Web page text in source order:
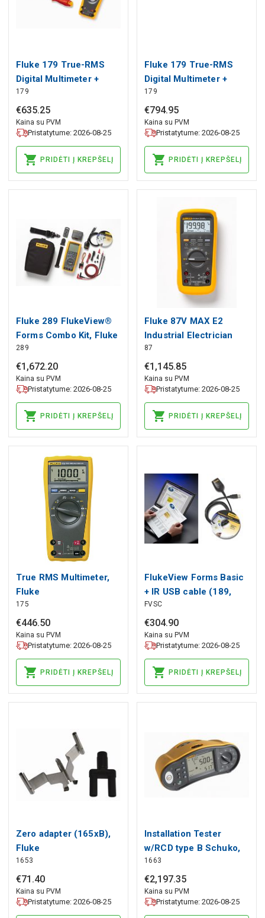
Fluke 179 True-RMS
Digital Multimeter +
ISLS3 + ISLS5 + IPHS2,
Fluke
179
€635.25
Kaina su PVM
Pristatytume: 2026-08-25
PRIDĖTI Į KREPŠELĮ
Fluke 179 True-RMS
Digital Multimeter +
Hand Tools Starter Kit
(5 insulated
screwdrivers and 3
insulated pliers), Fluke
179
€794.95
Kaina su PVM
Pristatytume: 2026-08-25
PRIDĖTI Į KREPŠELĮ
Fluke 289 FlukeView®
Forms Combo Kit, Fluke
289
€1 ,672.20
Kaina su PVM
Pristatytume: 2026-08-25
PRIDĖTI Į KREPŠELĮ
Fluke 87V MAX E2
Industrial Electrician
Combo Kit, Fluke
87
€1 ,145.85
Kaina su PVM
Pristatytume: 2026-08-25
PRIDĖTI Į KREPŠELĮ
True RMS Multimeter,
Fluke
175
€446.50
Kaina su PVM
Pristatytume: 2026-08-25
PRIDĖTI Į KREPŠELĮ
FlukeView Forms Basic
+ IR USB cable (189,
287, 289, 789, 1550B),
Fluke
FVSC
€304.90
Kaina su PVM
Pristatytume: 2026-08-25
PRIDĖTI Į KREPŠELĮ
Zero adapter (165xB),
Fluke
1653
€71 .40
Kaina su PVM
Pristatytume: 2026-08-25
Installation Tester
w/RCD type B Schuko,
Fluke
1663
€2,197.35
Kaina su PVM
Pristatytume: 2026-08-25